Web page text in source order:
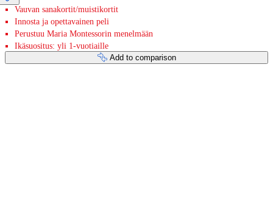
Vauvan sanakortit/muistikortit
Innosta ja opettavainen peli
Perustuu Maria Montessorin menelmään
Ikäsuositus: yli 1-vuotiaille
Add to comparison